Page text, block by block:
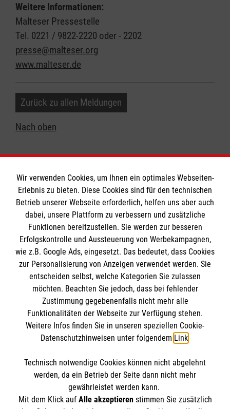
Weitere Informationen:
Malteser Pressestelle
Tel. 0221 / 9822-2220 oder - 2202
presse@malteser.org
www.malteser.de
Zurück zu allen Meldungen
Nach oben
Informationen
Impressum
Datenschutz
Barrierefreiheit
Kontakt
Ansprechpersonen
Die Malteser
Malteser in Deutschland
Malteserorden
Sharepoint
Spendenkonto
Bank: Pax-Bank für Kirche und Caritas eG
IBAN: DE90 3706 0120 1201 2100 18
BIC: GENODED1PA7
So finden Sie uns
Wir verwenden Cookies, um Ihnen ein optimales Webseiten-
Erlebnis zu bieten. Diese Cookies sind für den technischen
Betrieb unserer Webseite erforderlich, helfen uns aber auch
dabei, unsere Plattform zu verbessern und zusätzliche
Funktionen bereitzustellen. Sie werden zur besseren
Erfolgskontrolle und Aussteuerung von Werbekampagnen,
wie z.B. Google Ads, eingesetzt. Das bedeutet, dass Cookies
zur Personalisierung von Anzeigen verwendet werden. Sie
entscheiden selbst, welche Kategorien Sie zulassen
möchten. Beachten Sie jedoch, dass bei fehlender
Zustimmung gegebenenfalls nicht mehr alle
Funktionalitäten der Webseite zur Verfügung stehen.
Weitere Infos finden Sie in unseren speziellen Cookie-
Datenschutzhinweisen unter folgendem Link.
Technisch notwendige Cookies können nicht abgelehnt
werden, da ein Betrieb der Seite dann nicht mehr
gewährleistet werden kann.
Mit dem Klick auf Alle akzeptierenstimmen Sie zusätzlich